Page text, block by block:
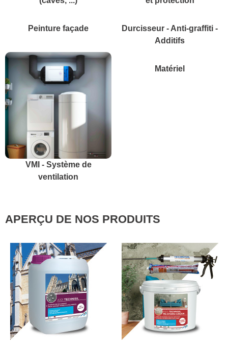
Peinture façade
Durcisseur - Anti-graffiti -
Additifs
VMI - Système de
ventilation
Matériel
APERÇU DE NOS PRODUITS